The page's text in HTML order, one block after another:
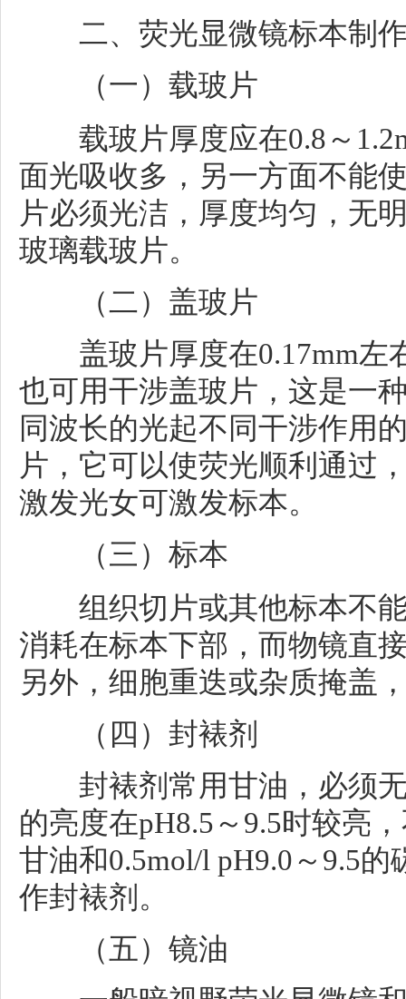
二、荧光显微镜标本制
（一）载玻片
载玻片厚度应在0.8～
面光吸收多，另一方面不能
片必须光洁，厚度均匀，无
玻璃载玻片。
（二）盖玻片
盖玻片厚度在0.17mm左
也可用干涉盖玻片，这是一
同波长的光起不同干涉作用
片，它可以使荧光顺利通过
激发光女可激发标本。
（三）标本
组织切片或其他标本不能
消耗在标本下部，而物镜直
另外，细胞重迭或杂质掩盖
（四）封裱剂
封裱剂常用甘油，必须无
的亮度在pH8.5～9.5时较亮
甘油和0.5mol/l pH9.0～9.5
作封裱剂。
（五）镜油